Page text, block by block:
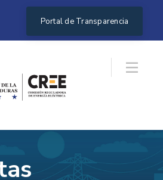
Portal de Transparencia